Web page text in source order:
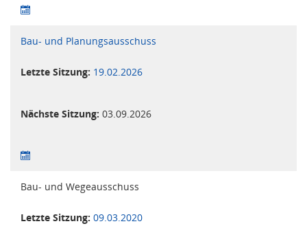
Bau- und Planungsausschuss
Letzte Sitzung: 19.02.2026
Nächste Sitzung: 03.09.2026
Bau- und Wegeausschuss
Letzte Sitzung: 09.03.2020